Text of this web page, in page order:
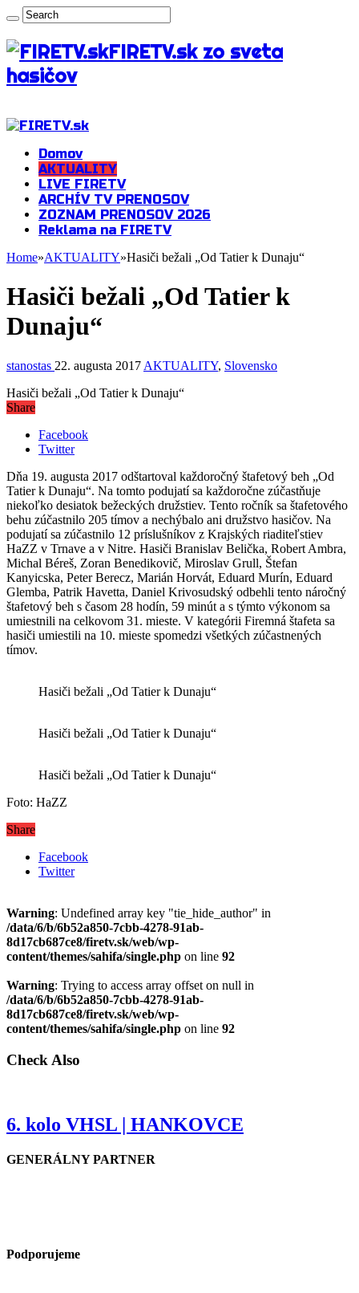
FIRETV.sk zo sveta
hasičov
Domov
AKTUALITY
LIVE FIRETV
ARCHÍV TV PRENOSOV
ZOZNAM PRENOSOV 2026
Reklama na FIRETV
Home»AKTUALITY»Hasiči bežali „Od Tatier k Dunaju“
Hasiči bežali „Od Tatier k
Dunaju“
stanostas 22. augusta 2017 AKTUALITY, Slovensko
Hasiči bežali „Od Tatier k Dunaju“
Share
Facebook
Twitter
Dňa 19. augusta 2017 odštartoval každoročný štafetový beh „Od
Tatier k Dunaju“. Na tomto podujatí sa každoročne zúčastňuje
niekoľko desiatok bežeckých družstiev. Tento ročník sa štafetového
behu zúčastnilo 205 tímov a nechýbalo ani družstvo hasičov. Na
podujatí sa zúčastnilo 12 príslušníkov z Krajských riaditeľstiev
HaZZ v Trnave a v Nitre. Hasiči Branislav Belička, Robert Ambra,
Michal Béreš, Zoran Benedikovič, Miroslav Grull, Štefan
Kanyicska, Peter Berecz, Marián Horvát, Eduard Murín, Eduard
Glemba, Patrik Havetta, Daniel Krivosudský odbehli tento náročný
štafetový beh s časom 28 hodín, 59 minút a s týmto výkonom sa
umiestnili na celkovom 31. mieste. V kategórii Firemná štafeta sa
hasiči umiestili na 10. mieste spomedzi všetkých zúčastnených
tímov.
Hasiči bežali „Od Tatier k Dunaju“
Hasiči bežali „Od Tatier k Dunaju“
Hasiči bežali „Od Tatier k Dunaju“
Foto: HaZZ
Share
Facebook
Twitter
Warning: Undefined array key "tie_hide_author" in
/data/6/b/6b52a850-7cbb-4278-91ab-
8d17cb687ce8/firetv.sk/web/wp-
content/themes/sahifa/single.php on line 92
Warning: Trying to access array offset on null in
/data/6/b/6b52a850-7cbb-4278-91ab-
8d17cb687ce8/firetv.sk/web/wp-
content/themes/sahifa/single.php on line 92
Check Also
6. kolo VHSL | HANKOVCE
GENERÁLNY PARTNER
Podporujeme